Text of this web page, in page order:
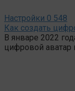
Настройки 0 548
Как создать
В январе 2022
цифровой